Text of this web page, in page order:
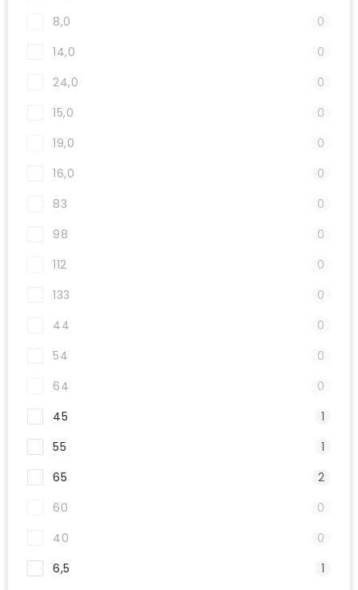
8,0
0
14,0
0
24,0
0
15,0
0
19,0
0
16,0
0
83
0
98
0
112
0
133
0
44
0
54
0
64
0
45
1
55
1
65
2
60
0
40
0
6,5
1